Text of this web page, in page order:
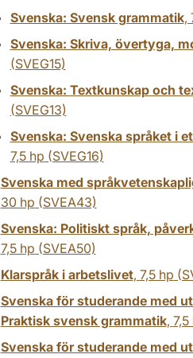
Svenska: Svensk grammatik,
Svenska: Skriva, övertyga,
(SVEG15)
Svenska: Textkunskap och
(SVEG13)
Svenska: Svenska språket i
7,5 hp (SVEG16)
Svenska med
30 hp (SVEA43)
Svenska: Politiskt språk,
7,5 hp (SVEA50)
Klarspråk i arbetslivet, 7,5 hp
Svenska för studerande med
Praktisk svensk grammatik, 7,5
Svenska för studerande med